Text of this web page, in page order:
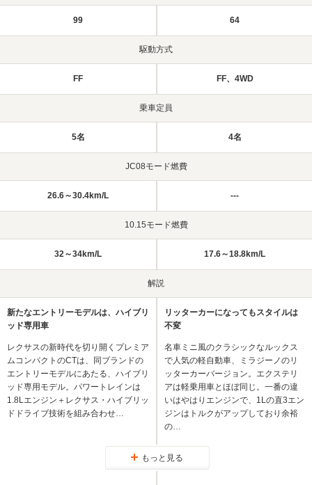
99 64
駆動方式
FF FF、4WD
乗車定員
5名 4名
JC08モード燃費
26.6～30.4km/L ---
10.15モード燃費
32～34km/L 17.6～18.8km/L
解説
新たなエントリーモデルは、ハイブリ
ッド専用車
レクサスの新時代を切り開くプレミア
ムコンパクトのCTは、同ブランドの
エントリーモデルにあたる、ハイブリ
ッド専用モデル。パワートレインは
1.8Lエンジン＋レクサス・ハイブリッ
ドドライブ技術を組み合わせ…
リッターカーになってもスタイルは
不変
名車ミニ風のクラシックなルックス
で人気の軽自動車、ミラジーノのリ
ッターカーバージョン。エクステリ
アは軽乗用車とほぼ同じ。一番の違
いはやはりエンジンで、1Lの直3エン
ジンはトルクがアップしており余裕
の…
もっと見る